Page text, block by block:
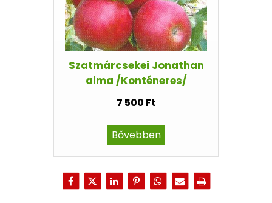
Szatmárcsekei Jonathan
alma /Konténeres/
7 500 Ft
Bővebben